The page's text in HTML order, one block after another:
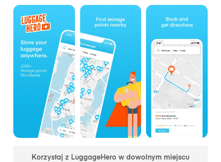
Korzystaj z LuggageHero w dowolnym miejscu